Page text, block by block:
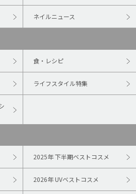
ネイルニュース
食・レシピ
ライフスタイル特集
2025年 下半期ベストコスメ
2026年 UVベストコスメ